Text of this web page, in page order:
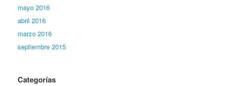
mayo 2016
abril 2016
marzo 2016
septiembre 2015
Categorías